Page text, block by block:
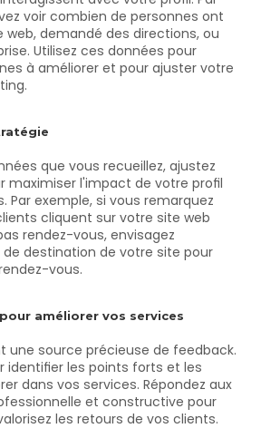
voir combien de personnes ont
web, demandé des directions, ou
Utilisez ces données pour
à améliorer et pour ajuster votre
que vous recueillez, ajustez
maximiser l'impact de votre profil
Par exemple, si vous remarquez
cliquent sur votre site web
rendez-vous, envisagez
destination de votre site pour
vous.
améliorer vos services
une source précieuse de feedback.
identifier les points forts et les
dans vos services. Répondez aux
et constructive pour
les retours de vos clients.